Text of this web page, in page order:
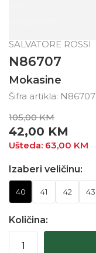
SALVATORE ROSSI
N86707
Mokasine
Šifra artikla: N86707
105,00 KM
42,00 KM
Ušteda: 63,00 KM
Izaberi veličinu:
40 41 42 43
Količina: